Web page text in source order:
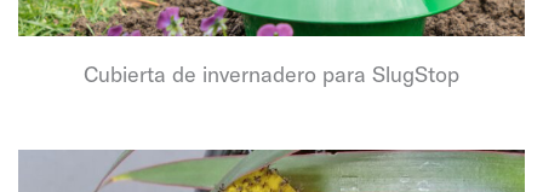
Cubierta de invernadero para SlugStop